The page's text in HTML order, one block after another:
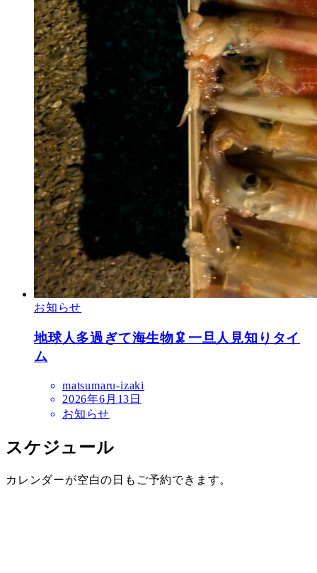
お知らせ
地球人多過ぎて海生物🦑一旦人見知りタイ
ム
matsumaru-izaki
2026年6月13日
お知らせ
スケジュール
カレンダーが空白の日もご予約できます。